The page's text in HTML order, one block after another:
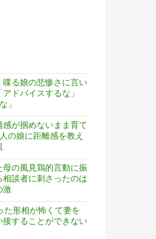
喋る娘の悲惨さに言い
ドバイスするな」
」
感が掴めないまま育て
の娘に距離感を教え
母の風見鶏的言動に振
相談者に刺さったのは
激
た形相が怖くて妻を
接することができない